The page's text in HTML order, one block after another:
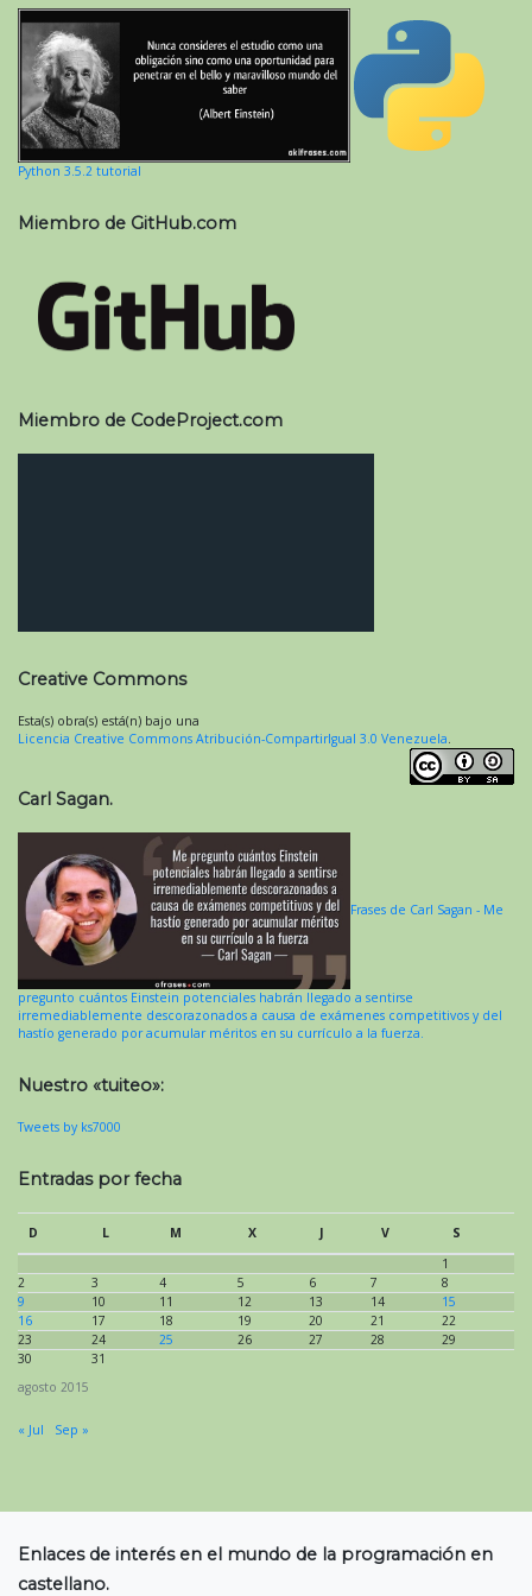
Python 3.5.2 tutorial
Miembro de GitHub.com
Miembro de CodeProject.com
Creative Commons
Esta(s) obra(s) está(n) bajo una
Licencia Creative Commons Atribución-CompartirIgual 3.0 Venezuela.
Carl Sagan.
Frases de Carl Sagan - Me
pregunto cuántos Einstein potenciales habrán llegado a sentirse
irremediablemente descorazonados a causa de exámenes competitivos y del
hastío generado por acumular méritos en su currículo a la fuerza.
Nuestro «tuiteo»:
Tweets by ks7000
Entradas por fecha
agosto 2015
D L M X J V
S
1
2
3 4 5 6 7
8
9
10 11 12 13 14
15
16
17 18 19 20 21
22
23
24 25 26 27 28
29
30
31
« Jul Sep »
Enlaces de interés en el mundo de la programación en
castellano.